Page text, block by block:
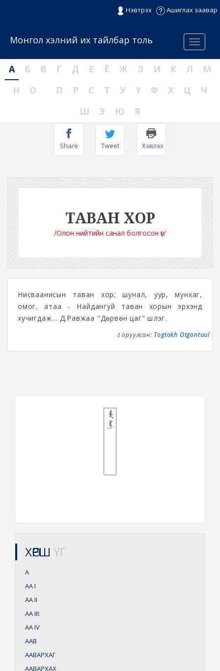
Нэвтрэх Ашиглах заавар
Menu
Монгол хэлний их тайлбар толь
А Б В Г Д Е Ё Ж З И К Л
М
Н
О П Р С Т У Ү Ф Х Ц
Ч
Ш
Э Ю Я
Share Tweet Хэвлэх
ТАВАН ХОР
/Олон нийтийн санал болгосон үг/
Нисваанисын таван хор; шунал, уур, мунхаг,
омог, атаа - Найдангуй таван хорын эрхэнд
хучигдаж... Д.Равжаа "Дөрвөн цаг" шүлэг.
Үг оруулсан: Togtokh Otgontuul
ХӨРШ ҮГ
А
ААI
ААII
ААIII:
ААIV
ААВ
ААВАРХАГ
ААВАРХАХ